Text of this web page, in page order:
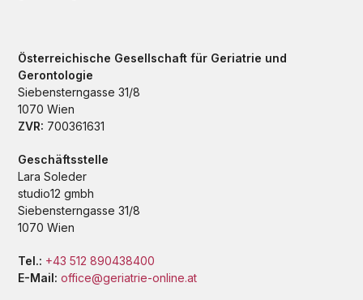
Österreichische Gesellschaft für Geriatrie und
Gerontologie
Siebensterngasse 31/8
1070 Wien
ZVR: 700361631
Geschäftsstelle
Lara Soleder
studio12 gmbh
Siebensterngasse 31/8
1070 Wien
Tel.: +43 512 890438400
E-Mail: office@geriatrie-online.at